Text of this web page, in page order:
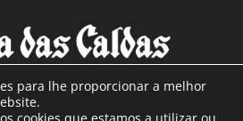
para lhe proporcionar a melhor